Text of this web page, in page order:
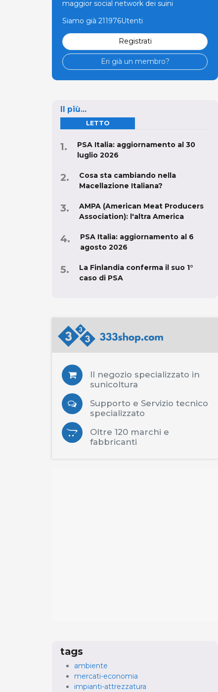
maggior social network dei suini
Siamo già 211976Utenti
Registrati
Eri già un membro?
Il più...
LETTO
PSA Italia: aggiornamento al 30
luglio 2026
Cosa sta cambiando nella
Macellazione Italiana?
AMPA (American Meat Producers
Association): l'altra America
PSA Italia: aggiornamento al 6
agosto 2026
La Finlandia conferma il suo 1°
caso di PSA
Il negozio specializzato in
sunicoltura
Supporto e Servizio tecnico
specializzato
Oltre 120 marchi e
fabbricanti
tags
ambiente
mercati-economia
impianti-attrezzatura